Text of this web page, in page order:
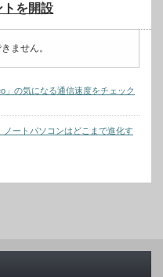
トを開設
ません。
」の気になる通信速度をチェック
ートパソコンはどこまで進化す